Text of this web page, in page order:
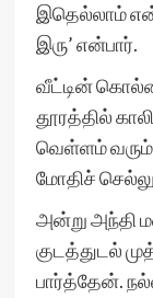
இதெல்லாம்
இரு’ என்பார்.
வீட்டின்
தூரத்தில்
வெள்ளம்
மோதிச்
அன்று அந்தி
குடத்துடல்
பார்த்தேன்.